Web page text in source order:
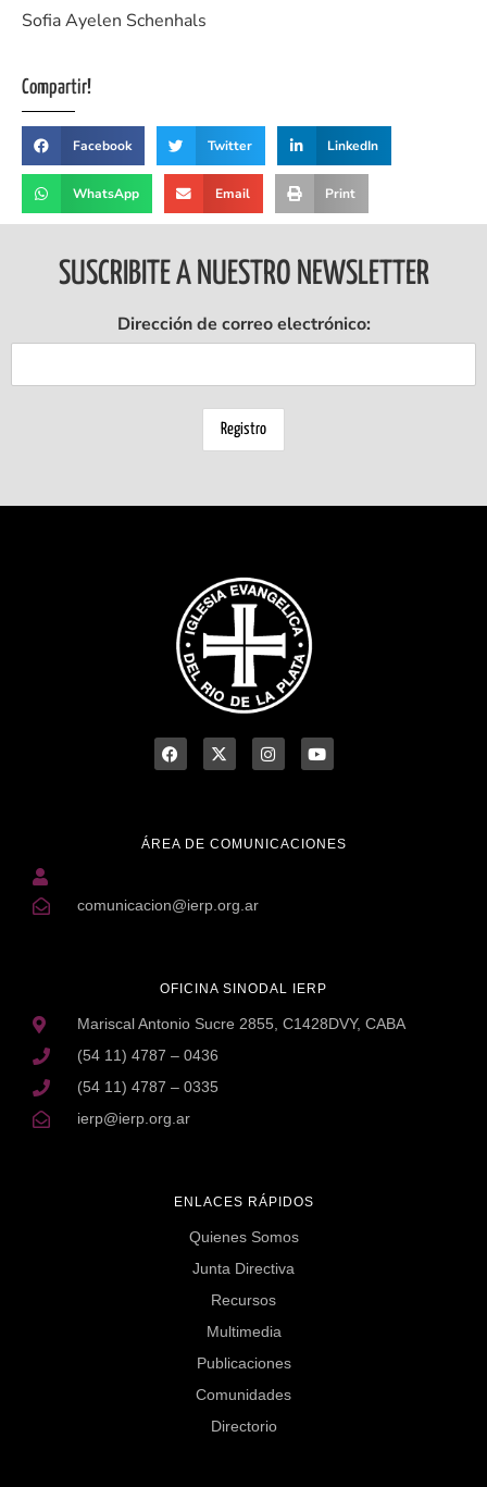
Sofia Ayelen Schenhals
Compartir!
Facebook Twitter LinkedIn
WhatsApp Email Print
SUSCRIBITE A NUESTRO NEWSLETTER
Dirección de correo electrónico:
ENLACES RÁPIDOS
Quienes Somos
Junta Directiva
Recursos
Multimedia
Publicaciones
Comunidades
Directorio
OFICINA SINODAL IERP
Mariscal Antonio Sucre 2855, C1428DVY, CABA
(54 11) 4787 – 0436
(54 11) 4787 – 0335
ierp@ierp.org.ar
ÁREA DE COMUNICACIONES
comunicacion@ierp.org.ar